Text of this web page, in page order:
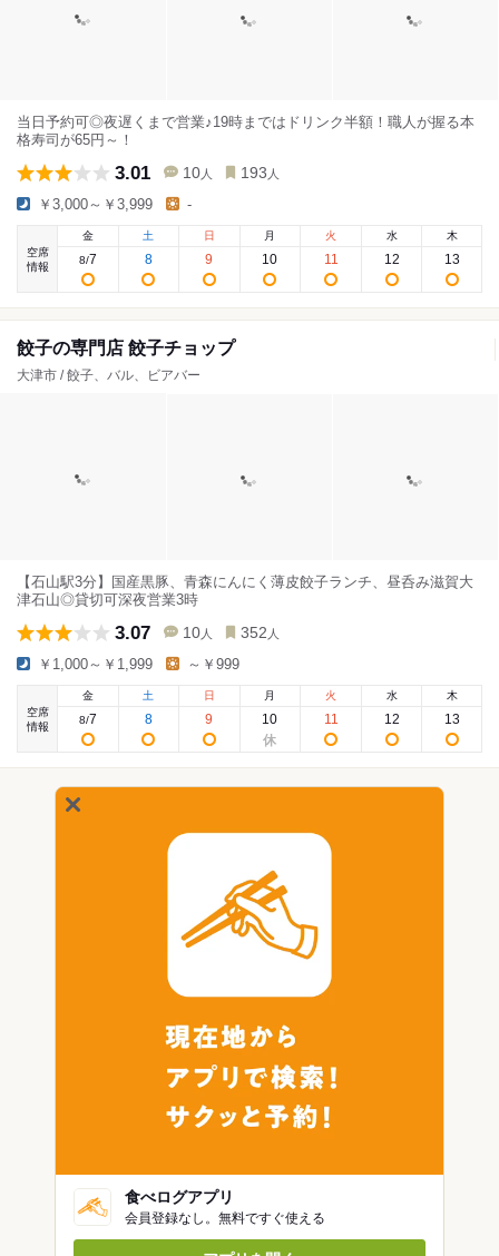
当日予約可◎夜遅くまで営業♪19時まではドリンク半額！職人が握る本
格寿司が65円～！
3.01 10 人 193 人
￥3,000～￥3,999 -
空席
情報
金
8/7
土
8
日
9
月
10
火
11
水
12
木
13
餃子の専門店 餃子チョップ
大津市 / 餃子、バル、ビアバー
【石山駅3分】国産黒豚、青森にんにく薄皮餃子ランチ、昼呑み滋賀大
津石山◎貸切可深夜営業3時
3.07 10 人 352 人
￥1,000～￥1,999 ～￥999
空席
情報
金
8/7
土
8
日
9
月
10
火
11
水
12
木
13
食べログアプリ
会員登録なし。無料ですぐ使える